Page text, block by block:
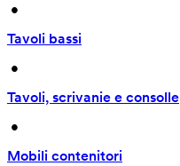
•
Tavoli bassi
•
Tavoli, scrivanie e consolle
•
Mobili contenitori